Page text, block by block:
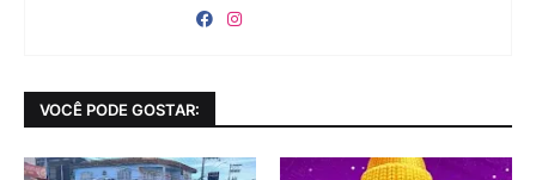
VOCÊ PODE GOSTAR: